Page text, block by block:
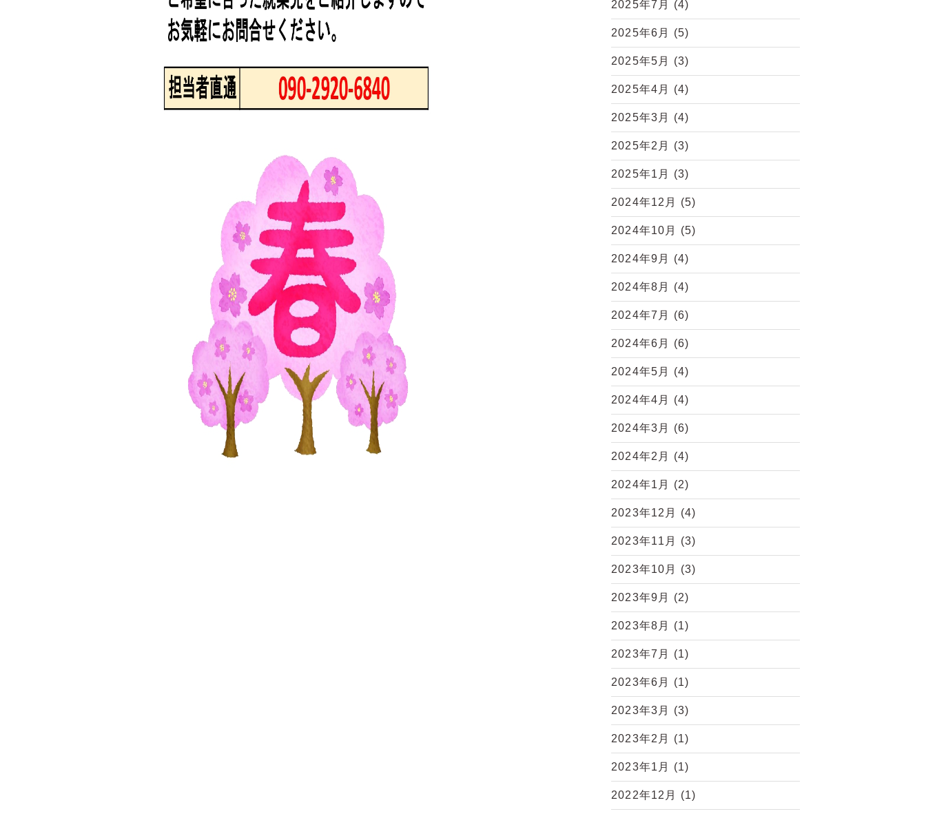
2025年7月 (4)
2025年6月 (5)
2025年5月 (3)
2025年4月 (4)
2025年3月 (4)
2025年2月 (3)
2025年1月 (3)
2024年12月 (5)
2024年10月 (5)
2024年9月 (4)
2024年8月 (4)
2024年7月 (6)
2024年6月 (6)
2024年5月 (4)
2024年4月 (4)
2024年3月 (6)
2024年2月 (4)
2024年1月 (2)
2023年12月 (4)
2023年11月 (3)
2023年10月 (3)
2023年9月 (2)
2023年8月 (1)
2023年7月 (1)
2023年6月 (1)
2023年3月 (3)
2023年2月 (1)
2023年1月 (1)
2022年12月 (1)